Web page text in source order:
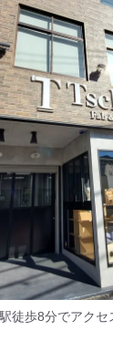
徒歩8分でアクセ